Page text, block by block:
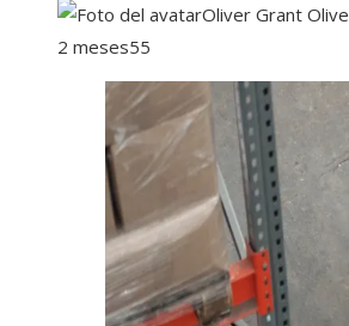
Oliver Grant
2 meses55